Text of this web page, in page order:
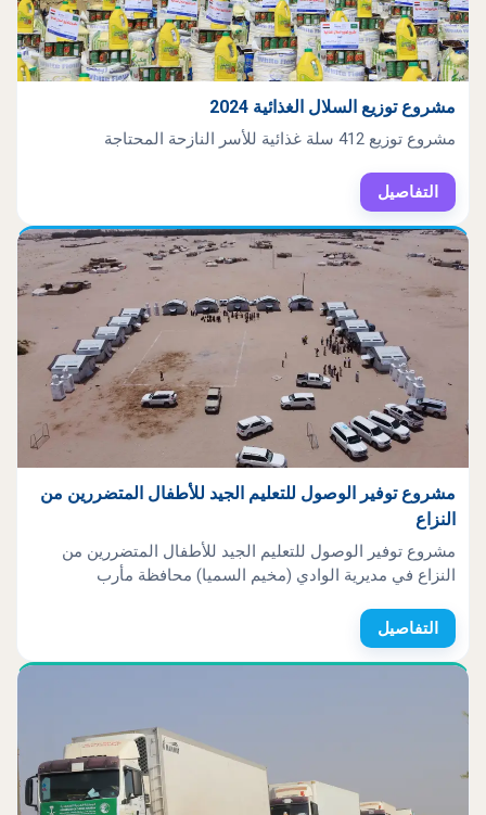
مشروع توزيع السلال الغذائية 2024
مشروع توزيع 412 سلة غذائية للأسر النازحة المحتاجة
التفاصيل
مشروع توفير الوصول للتعليم الجيد للأطفال المتضررين من
النزاع
مشروع توفير الوصول للتعليم الجيد للأطفال المتضررين من
النزاع في مديرية الوادي (مخيم السميا) محافظة مأرب
التفاصيل